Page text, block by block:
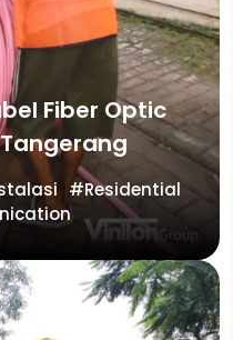
Fiber Optic
Residential